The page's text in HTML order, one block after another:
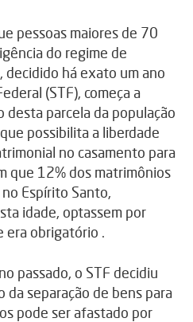
pessoas maiores de 70
do regime de
decidido há exato um ano
(STF), começa a
desta parcela da população
possibilita a liberdade
no casamento para
que 12% dos matrimônios
Espírito Santo,
idade, optassem por
era obrigatório .
passado, o STF decidiu
separação de bens para
pode ser afastado por